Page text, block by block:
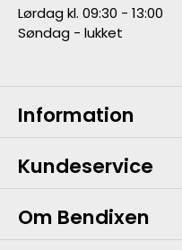
Lørdag kl. 09:30 - 13:00
Søndag - lukket
Information
Kundeservice
Om Bendixen